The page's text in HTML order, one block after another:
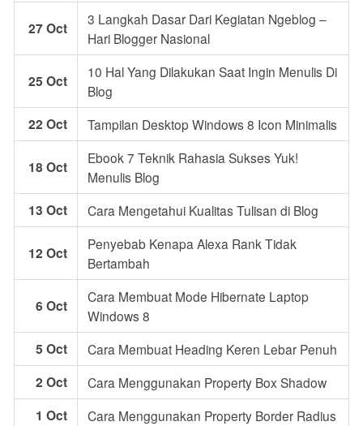
27 Oct
3 Langkah Dasar Dari Kegiatan Ngeblog –
Hari Blogger Nasional
25 Oct
10 Hal Yang Dilakukan Saat Ingin Menulis Di
Blog
22 Oct Tampilan Desktop Windows 8 Icon Minimalis
18 Oct
Ebook 7 Teknik Rahasia Sukses Yuk!
Menulis Blog
13 Oct Cara Mengetahui Kualitas Tulisan di Blog
12 Oct
Penyebab Kenapa Alexa Rank Tidak
Bertambah
6 Oct
Cara Membuat Mode Hibernate Laptop
Windows 8
5 Oct Cara Membuat Heading Keren Lebar Penuh
2 Oct Cara Menggunakan Property Box Shadow
1 Oct Cara Menggunakan Property Border Radius